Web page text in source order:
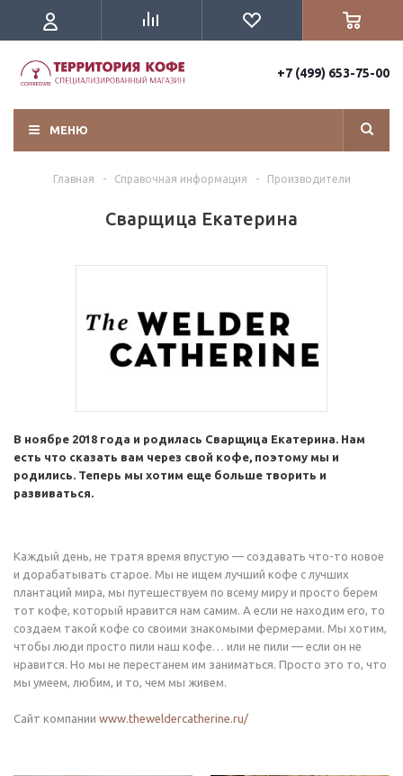
+7 (499) 653-75-00
МЕНЮ
Главная - Справочная информация - Производители
Сварщица Екатерина
В ноябре 2018 года и родилась Сварщица Екатерина. Нам
есть что сказать вам через свой кофе, поэтому мы и
родились. Теперь мы хотим еще больше творить и
развиваться.
Каждый день, не тратя время впустую — создавать что-то новое
и дорабатывать старое. Мы не ищем лучший кофе с лучших
плантаций мира, мы путешествуем по всему миру и просто берем
тот кофе, который нравится нам самим. А если не находим его, то
создаем такой кофе со своими знакомыми фермерами. Мы хотим,
чтобы люди просто пили наш кофе… или не пили — если он не
нравится. Но мы не перестанем им заниматься. Просто это то, что
мы умеем, любим, и то, чем мы живем.
Сайт компании www.theweldercatherine.ru/